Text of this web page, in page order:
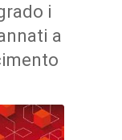
i
a